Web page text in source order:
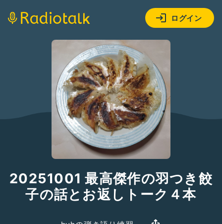
ログイン
20251001 最高傑作の羽つき餃
子の話とお返しトーク４本